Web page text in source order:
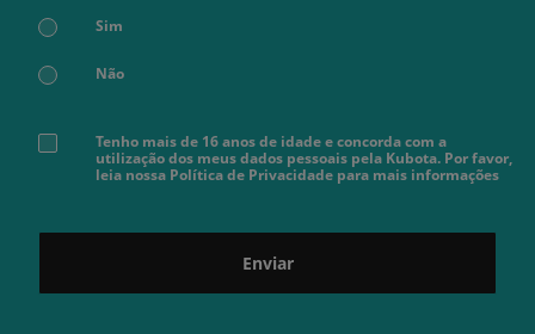
Sim
Não
Tenho mais de 16 anos de idade e concorda com a
utilização dos meus dados pessoais pela Kubota. Por favor,
leia nossa Política de Privacidade para mais informações
Enviar